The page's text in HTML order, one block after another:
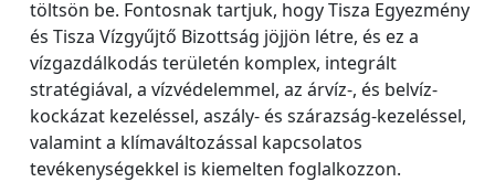
töltsön be. Fontosnak tartjuk, hogy Tisza Egyezmény
és Tisza Vízgyűjtő Bizottság jöjjön létre, és ez a
vízgazdálkodás területén komplex, integrált
stratégiával, a vízvédelemmel, az árvíz-, és belvíz-
kockázat kezeléssel, aszály- és szárazság-kezeléssel,
valamint a klímaváltozással kapcsolatos
tevékenységekkel is kiemelten foglalkozzon.